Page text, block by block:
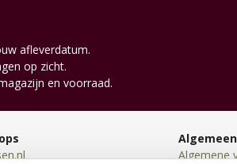
afleverdatum.
op zicht.
en voorraad.
Algemeen
Algemene